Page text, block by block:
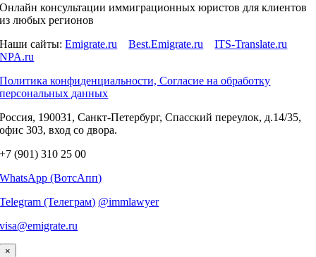
Онлайн консультации иммиграционных юристов для клиентов
из любых регионов
Наши сайты:Emigrate.ru Best.Emigrate.ru
ITS-Translate.ru
NPA.ru
Политика конфиденциальности, Согласие на обработку
персональных данных
Россия, 190031, Санкт-Петербург, Спасский переулок, д.14/35,
офис 303, вход со двора.
+7 (901) 310 25 00
WhatsApp (ВотсАпп)
Telegram (Телеграм) @immlawyer
visa@emigrate.ru
×